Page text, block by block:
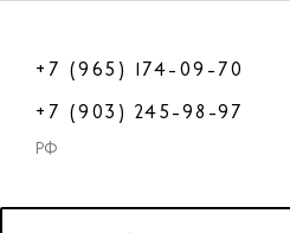
+7 (965) 174-09-70
+7 (903) 245-98-97
РФ